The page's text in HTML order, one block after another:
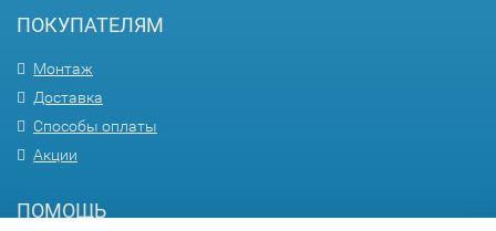
ПОКУПАТЕЛЯМ
Монтаж
Доставка
Способы оплаты
Акции
ПОМОЩЬ